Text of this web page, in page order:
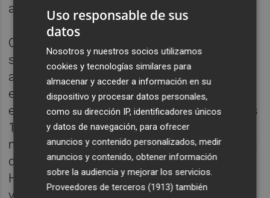
achanta competir con ellas”.
Quique Llopis alcanzó su primer objetivo en
su segunda presencia en un Mundial. El
atleta de Bellrreguad aguantó el primer
encuentro con los grandes de la
especialidad y alcanzó las semifinales de los
110 metros vallas con la segunda mejor
marca de su vida (13.33). El atleta del Playas
de Castellón mantuvo un bonito duelo con
Hansle Parchment. El valenciano ataca la
valla con la pierna derecha y, en la calle
Uso responsable de sus
datos
Nosotros y nuestros socios utilizamos
cookies y tecnologías similares para
almacenar y acceder a información en su
dispositivo y procesar datos personales,
como su dirección IP, identificadores únicos
y datos de navegación, para ofrecer
anuncios y contenido personalizados, medir
anuncios y contenido, obtener información
sobre la audiencia y mejorar los servicios.
Proveedores de terceros (1913) también